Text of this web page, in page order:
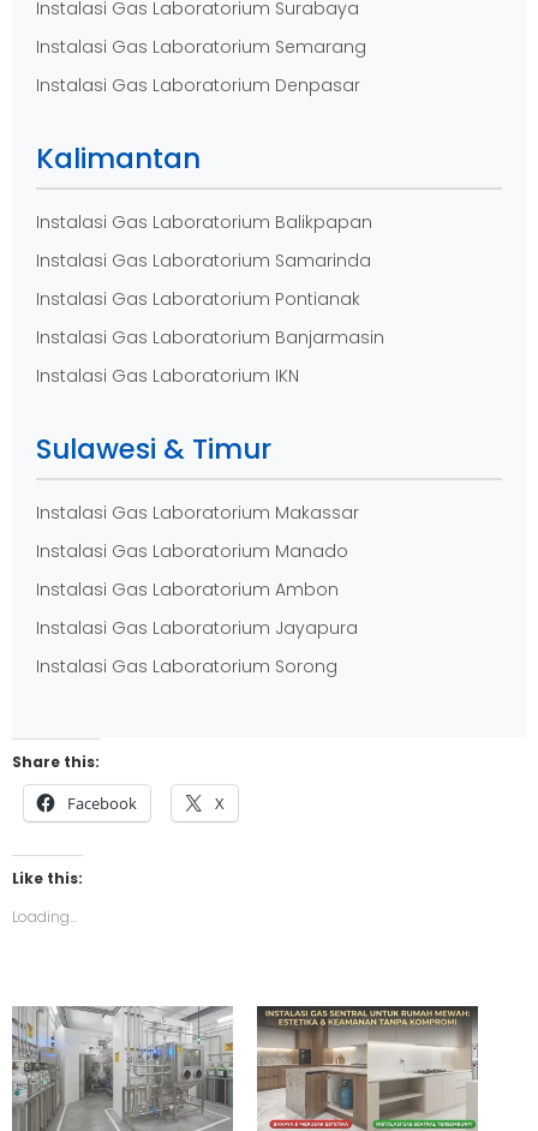
Instalasi Gas Laboratorium Surabaya
Instalasi Gas Laboratorium Semarang
Instalasi Gas Laboratorium Denpasar
Kalimantan
Instalasi Gas Laboratorium Balikpapan
Instalasi Gas Laboratorium Samarinda
Instalasi Gas Laboratorium Pontianak
Instalasi Gas Laboratorium Banjarmasin
Instalasi Gas Laboratorium IKN
Sulawesi & Timur
Instalasi Gas Laboratorium Makassar
Instalasi Gas Laboratorium Manado
Instalasi Gas Laboratorium Ambon
Instalasi Gas Laboratorium Jayapura
Instalasi Gas Laboratorium Sorong
Share this:
Facebook X
Like this:
Loading...